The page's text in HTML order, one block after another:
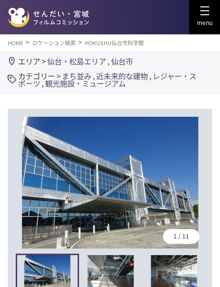
menu
HOME ロケーション検索 HOKUSHU仙台市科学館
エリア >仙台・松島エリア ,仙台市
カテゴリー > まち並み,近未来的な建物, レジャー・ス
ポーツ ,観光施設・ミュージアム
1 / 11